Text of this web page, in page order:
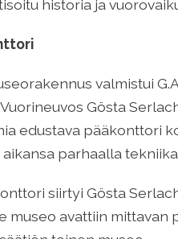
historia ja
valmistui
Gösta
edustava pääkonttori
parhaalla
siirtyi Gösta
museo avattiin